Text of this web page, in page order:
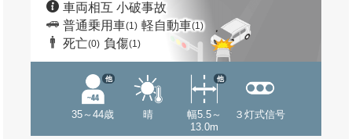
車両相互 小破事故
普通乗用車(1) 軽自動車(1)
死亡(0) 負傷(1)
35～44歳
他
晴
幅5.5～
13.0m
他
３灯式信号